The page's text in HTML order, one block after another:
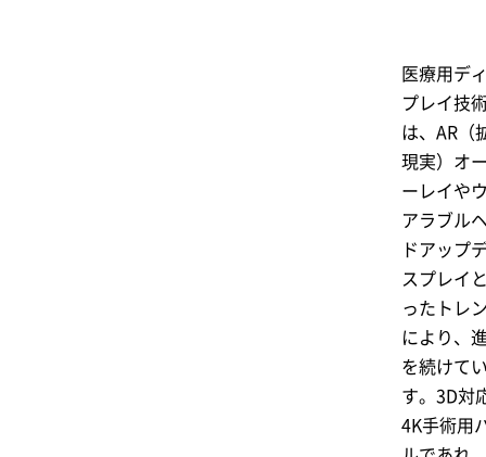
医療用デ
プレイ技
は、AR（
現実）オ
ーレイや
アラブル
ドアップ
スプレイ
ったトレ
により、
を続けて
す。3D対
4K手術用